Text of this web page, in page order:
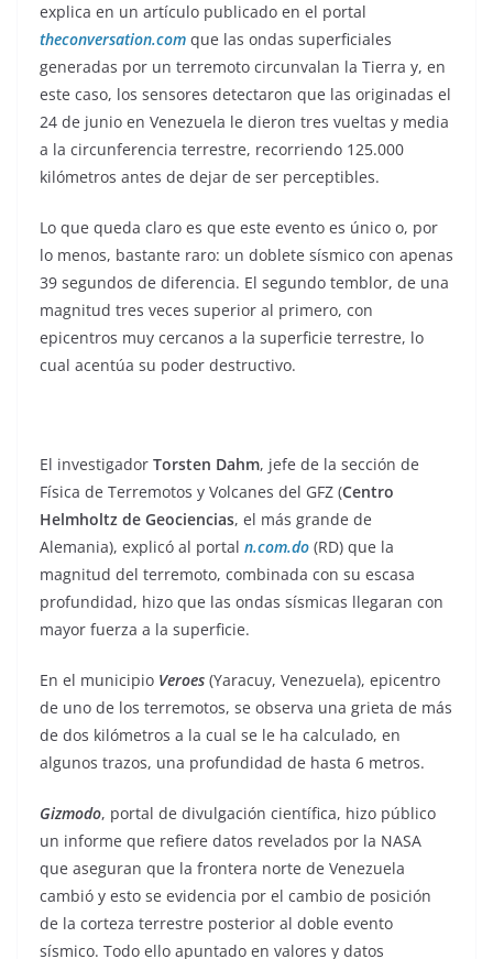
explica en un artículo publicado en el portal
theconversation.com que las ondas superficiales
generadas por un terremoto circunvalan la Tierra y, en
este caso, los sensores detectaron que las originadas el
24 de junio en Venezuela le dieron tres vueltas y media
a la circunferencia terrestre, recorriendo 125.000
kilómetros antes de dejar de ser perceptibles.
Lo que queda claro es que este evento es único o, por
lo menos, bastante raro: un doblete sísmico con apenas
39 segundos de diferencia. El segundo temblor, de una
magnitud tres veces superior al primero, con
epicentros muy cercanos a la superficie terrestre, lo
cual acentúa su poder destructivo.
El investigador Torsten Dahm, jefe de la sección de
Física de Terremotos y Volcanes del GFZ (Centro
Helmholtz de Geociencias, el más grande de
Alemania), explicó al portal n.com.do (RD) que la
magnitud del terremoto, combinada con su escasa
profundidad, hizo que las ondas sísmicas llegaran con
mayor fuerza a la superficie.
En el municipio Veroes (Yaracuy, Venezuela), epicentro
de uno de los terremotos, se observa una grieta de más
de dos kilómetros a la cual se le ha calculado, en
algunos trazos, una profundidad de hasta 6 metros.
Gizmodo, portal de divulgación científica, hizo público
un informe que refiere datos revelados por la NASA
que aseguran que la frontera norte de Venezuela
cambió y esto se evidencia por el cambio de posición
de la corteza terrestre posterior al doble evento
sísmico. Todo ello apuntado en valores y datos